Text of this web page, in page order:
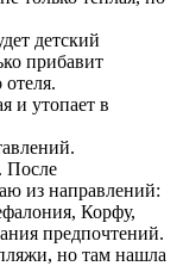
детский
прибавит
и утопает в
После
из направлений:
Корфу,
предпочтений.
но там нашла